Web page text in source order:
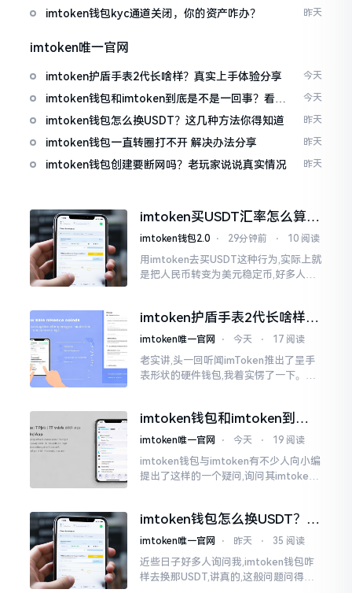
人
imtoken钱包kyc通道关闭，你的资产咋办？ 昨天
imtoken唯一官网
imtoken护盾手表2代长啥样？真实上手体验分享 今天
imtoken钱包和imtoken到底是不是一回事？看完
就懂了
今天
imtoken钱包怎么换USDT？这几种方法你得知道 昨天
imtoken钱包一直转圈打不开 解决办法分享 昨天
imtoken钱包创建要断网吗？老玩家说说真实情况 昨天
imtoken买USDT汇率怎么算？
几点买最划算
imtoken钱包2.0 ⋅ 29分钟前 ⋅ 10 阅读
用imtoken去买USDT这种行为,实际上就
是把人民币转变为美元稳定币,好多人在
低的状况
imtoken护盾手表2代长啥样？
真实上手体验分享
imtoken唯一官网 ⋅ 今天 ⋅ 17 阅读
老实讲,头一回听闻imToken推出了呈手
表形状的硬件钱包,我着实愣了一下。在c
imtoken钱包和imtoken到底
是不是一回事？看完就懂了
imtoken唯一官网 ⋅ 今天 ⋅ 19 阅读
imtoken钱包与imtoken有不少人向小编
提出了这样的一个疑问,询问其imtoken
同一个物品
imtoken钱包怎么换USDT？这
几种方法你得知道
imtoken唯一官网 ⋅ 昨天 ⋅ 35 阅读
近些日子好多人询问我,imtoken钱包咋
样去换那USDT,讲真的,这般问题问得很